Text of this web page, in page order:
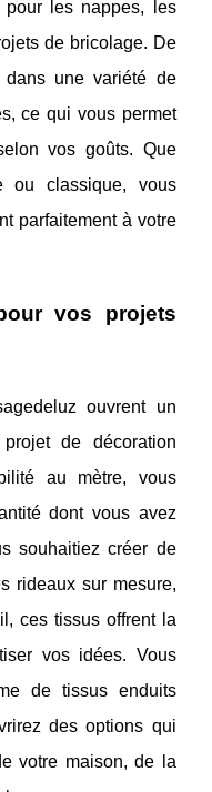
les nappes, les
de bricolage. De
une variété de
ce qui vous permet
vos goûts. Que
ou classique, vous
parfaitement à votre
vos projets
ouvrent un
de décoration
au mètre, vous
dont vous avez
souhaitiez créer de
rideaux sur mesure,
ces tissus offrent la
vos idées. Vous
de tissus enduits
des options qui
votre maison, de la